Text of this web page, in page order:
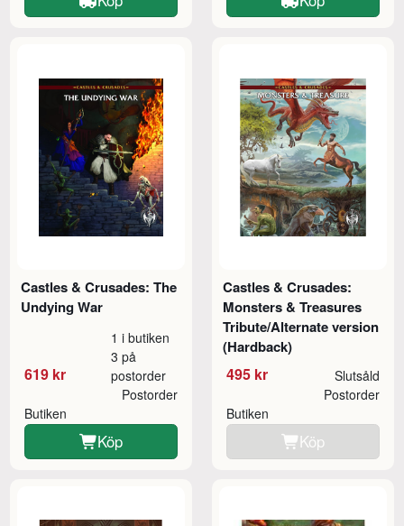
Castles & Crusades: The
Undying War
619 kr
1 i butiken
3 på
postorder
Butiken
Postorder
Köp
Castles & Crusades:
Monsters & Treasures
Tribute/Alternate version
(Hardback)
495 kr Slutsåld
Butiken
Postorder
Köp